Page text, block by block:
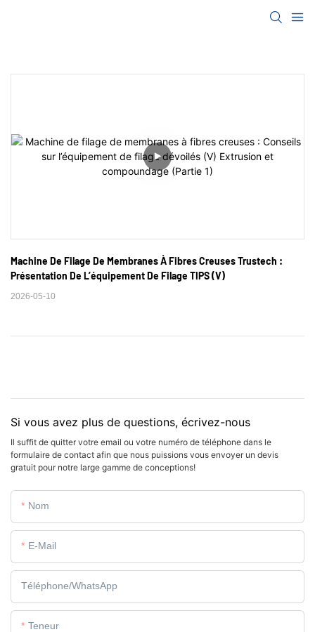
Machine De Filage De Membranes À Fibres Creuses Trustech :
Présentation De L’équipement De Filage TIPS (V)
2026-05-10
Si vous avez plus de questions, écrivez-nous
Il suffit de quitter votre email ou votre numéro de téléphone dans le
formulaire de contact afin que nous puissions vous envoyer un devis
gratuit pour notre large gamme de conceptions!
Nom
E-Mail
Téléphone/WhatsApp
Teneur